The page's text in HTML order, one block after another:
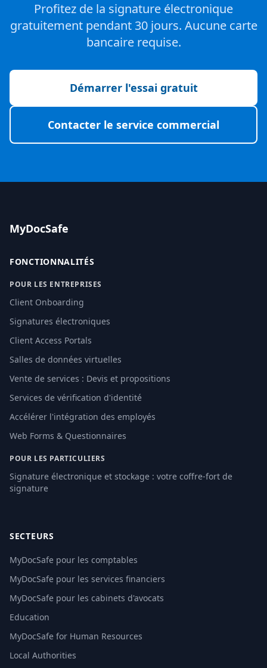
Profitez de la signature électronique
gratuitement pendant 30 jours. Aucune carte
bancaire requise.
Démarrer l'essai gratuit
Contacter le service commercial
MyDocSafe
FONCTIONNALITÉS
POUR LES ENTREPRISES
Client Onboarding
Signatures électroniques
Client Access Portals
Salles de données virtuelles
Vente de services : Devis et propositions
Services de vérification d'identité
Accélérer l'intégration des employés
Web Forms & Questionnaires
POUR LES PARTICULIERS
Signature électronique et stockage : votre coffre-fort de
signature
SECTEURS
MyDocSafe pour les comptables
MyDocSafe pour les services financiers
MyDocSafe pour les cabinets d'avocats
Education
MyDocSafe for Human Resources
Local Authorities